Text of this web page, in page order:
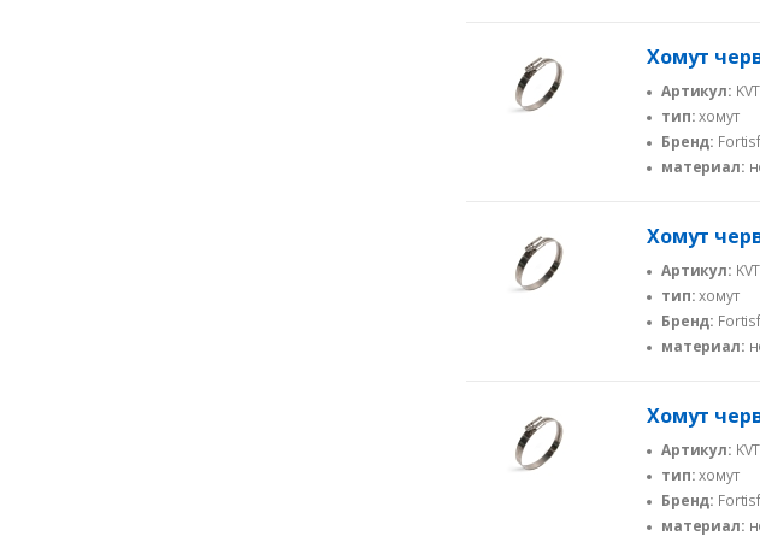
Хомут
Артикул:
тип:хомут
Бренд:
материал:
Хомут
Артикул:
тип:хомут
Бренд:
материал:
Хомут
Артикул:
тип:хомут
Бренд:
материал: